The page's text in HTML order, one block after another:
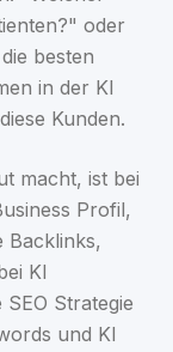
oder
besten
in der KI
Kunden.
macht, ist bei
Profil,
Backlinks,
KI
Strategie
und KI